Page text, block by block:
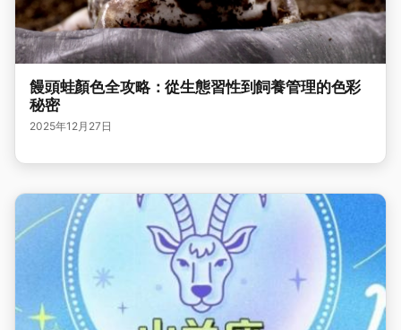
饅頭蛙顏色全攻略：從生態習性到飼養管理的色彩
秘密
2025年12月27日